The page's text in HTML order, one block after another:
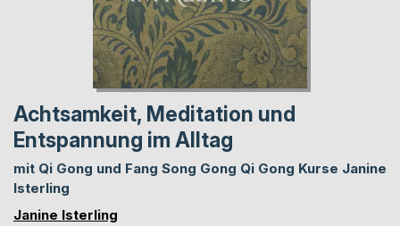
Achtsamkeit, Meditation und
Entspannung im Alltag
mit Qi Gong und Fang Song Gong Qi Gong Kurse Janine
Isterling
Janine Isterling